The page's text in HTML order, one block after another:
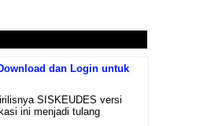
dan Login untuk
SISKEUDES versi
ini menjadi tulang